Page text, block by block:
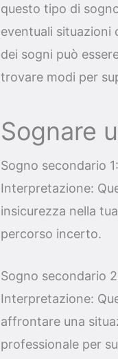
questo tipo di
eventuali situazioni
dei sogni può
trovare modi per
Sognare
Sogno secondario
Interpretazione:
insicurezza nella
percorso incerto.
Sogno secondario
Interpretazione:
affrontare una
professionale per